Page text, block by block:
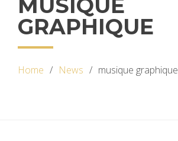
MUSIQUE
GRAPHIQUE
Home News musique graphique